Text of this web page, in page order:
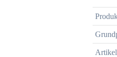
Menge